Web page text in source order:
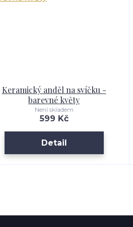
Keramický anděl na svíčku -
barevné květy
599 Kč
Není skladem
Detail